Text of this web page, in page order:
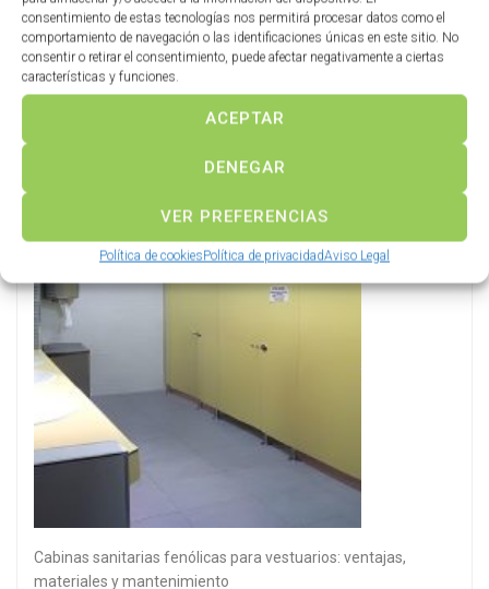
consentimiento de estas tecnologías nos permitirá procesar datos como el
comportamiento de navegación o las identificaciones únicas en este sitio. No
consentir o retirar el consentimiento, puede afectar negativamente a ciertas
características y funciones.
ACEPTAR
DENEGAR
VER PREFERENCIAS
Política de cookiesPolítica de privacidadAviso Legal
Diseño modular para vestuarios de empresa: taquillas
Cabinas sanitarias fenólicas para vestuarios: ventajas,
materiales y mantenimiento